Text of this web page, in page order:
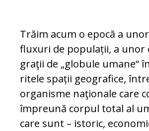
Trăim acum o epocă a
flu­xuri de populații, a
graţii de „globule umane“
ritele spații geografice,
organisme na­ţionale care
împreună cor­pul total al
care sunt – is­to­ric,